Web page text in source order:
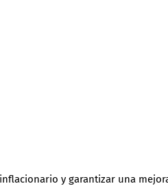
y garantizar una